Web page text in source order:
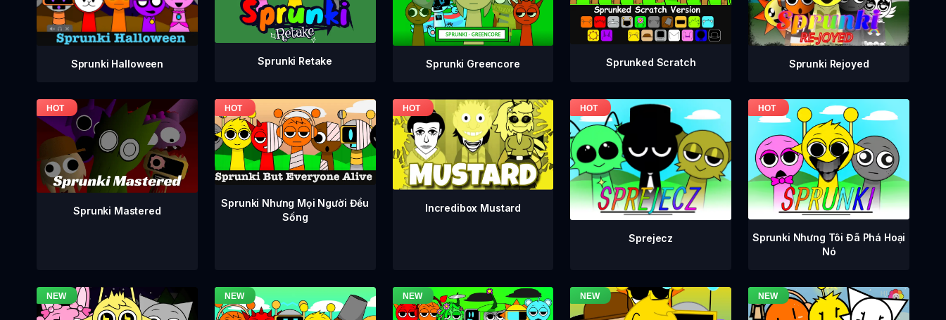
Sprunki Halloween Sprunki Retake Sprunki Greencore Sprunked Scratch Sprunki Rejoyed
Sprunki Mastered
Sprunki Nhưng Mọi Người Đều
Sống
Incredibox Mustard
Sprejecz
Sprunki Nhưng Tôi Đã Phá Hoại
Nó